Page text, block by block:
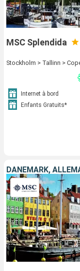
MSC Splendida
Stockholm > Tallinn >
Internet à bord
Enfants Gratuits*
DANEMARK,